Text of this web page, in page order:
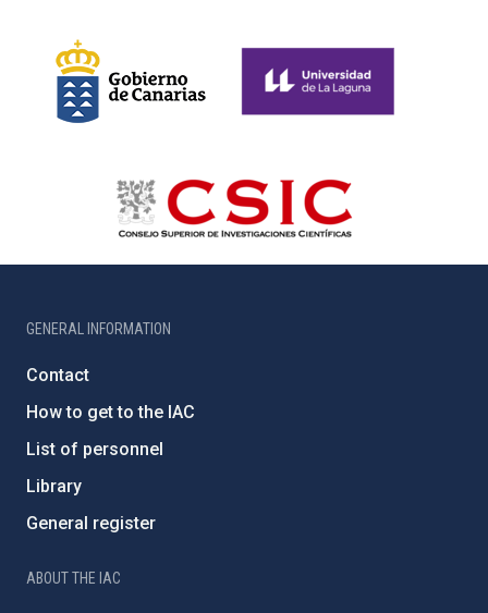
GENERAL INFORMATION
Contact
How to get to the IAC
List of personnel
Library
General register
ABOUT THE IAC